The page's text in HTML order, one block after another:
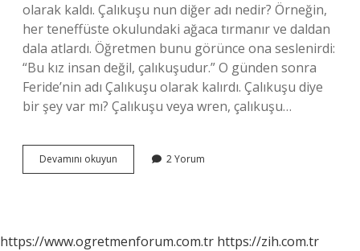
olarak kaldı. Çalıkuşu nun diğer adı nedir? Örneğin,
her teneffüste okulundaki ağaca tırmanır ve daldan
dala atlardı. Öğretmen bunu görünce ona seslenirdi:
“Bu kız insan değil, çalıkuşudur.” O günden sonra
Feride’nin adı Çalıkuşu olarak kalırdı. Çalıkuşu diye
bir şey var mı? Çalıkuşu veya wren, çalıkuşu…
Devamını okuyun Çalıkuşu
Mu
2 Yorum
https://www.ogretmenforum.com.tr https://zih.com.tr